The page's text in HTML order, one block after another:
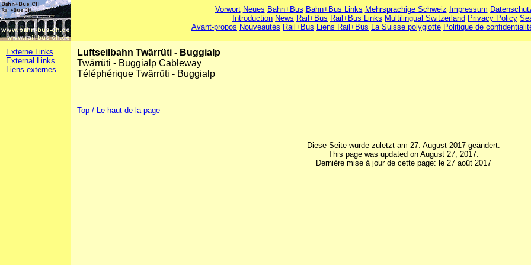
Vorwort Neues Bahn+Bus Bahn+Bus Links Mehrsprachige Schweiz Impressum
Introduction News Rail+Bus Rail+Bus Links Multilingual Switzerland Privacy Policy
Avant-propos Nouveautés Rail+Bus Liens Rail+Bus La Suisse polyglotte Politique de
Externe Links
External Links
Liens externes
Luftseilbahn Twärrüti - Buggialp
Twärrüti - Buggialp Cableway
Téléphérique Twärrüti - Buggialp
Top / Le haut de la page
Diese Seite wurde zuletzt am 27. August 2017 geändert.
This page was updated on August 27, 2017.
Dernière mise à jour de cette page: le 27 août 2017